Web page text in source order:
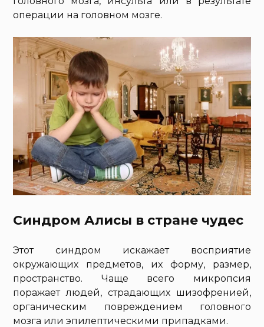
операции на головном мозге.
Синдром Алисы в стране чудес
Этот синдром искажает восприятие
окружающих предметов, их форму, размер,
пространство. Чаще всего микропсия
поражает людей, страдающих шизофренией,
органическим повреждением головного
мозга или эпилептическими припадками.